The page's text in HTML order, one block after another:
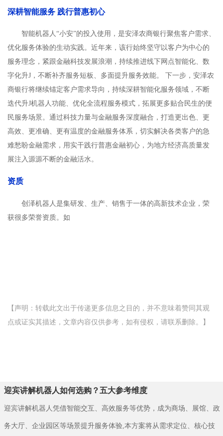
深耕智能服务 践行普惠初心
智能机器人“小安”的投入使用，是安泽农商银行聚焦客户需求、
优化服务体验的生动实践。近年来，该行始终坚守以客户为中心的
服务理念，紧跟金融科技发展浪潮，持续推进线下网点智能化、数
字化升J，不断补齐服务短板、多面提升服务效能。 下一步，安泽农
商银行将继续锚定客户需求导向，持续深耕智能化服务领域，不断
迭代升J机器人功能、优化全流程服务模式，拓展更多贴合民生的便
民服务场景。通过科技力量与金融服务深度融合，打造更出色、更
高效、更准确、更有温度的金融服务体系，切实解决各类客户的急
难愁盼金融需求，用实干践行普惠金融初心，为地方经济高质量发
展注入源源不断的金融活水。
资质
创泽机器人是集研发、生产、销售于一体的高新技术企业，荣
获很多荣誉资质。如
【声明：转载此文出于传递更多信息之目的，并不意味着赞同其观
点或证实其描述，文章内容仅供参考，如有侵权，请联系删除。】
迎宾讲解机器人如何选购？五大参考维度
迎宾讲解机器人凭借智能交互、高效服务等优势，成为商场、展馆、政
务大厅、企业园区等场景提升服务体验,本方案将从需求定位、核心技